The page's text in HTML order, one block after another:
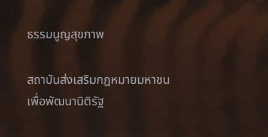
ธรรมนูญสุขภาพ
สถาบันส่งเสริมกฎหมายมหาชน
เพื่อพัฒนานิติรัฐ